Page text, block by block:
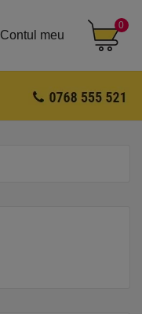
Contul meu
0